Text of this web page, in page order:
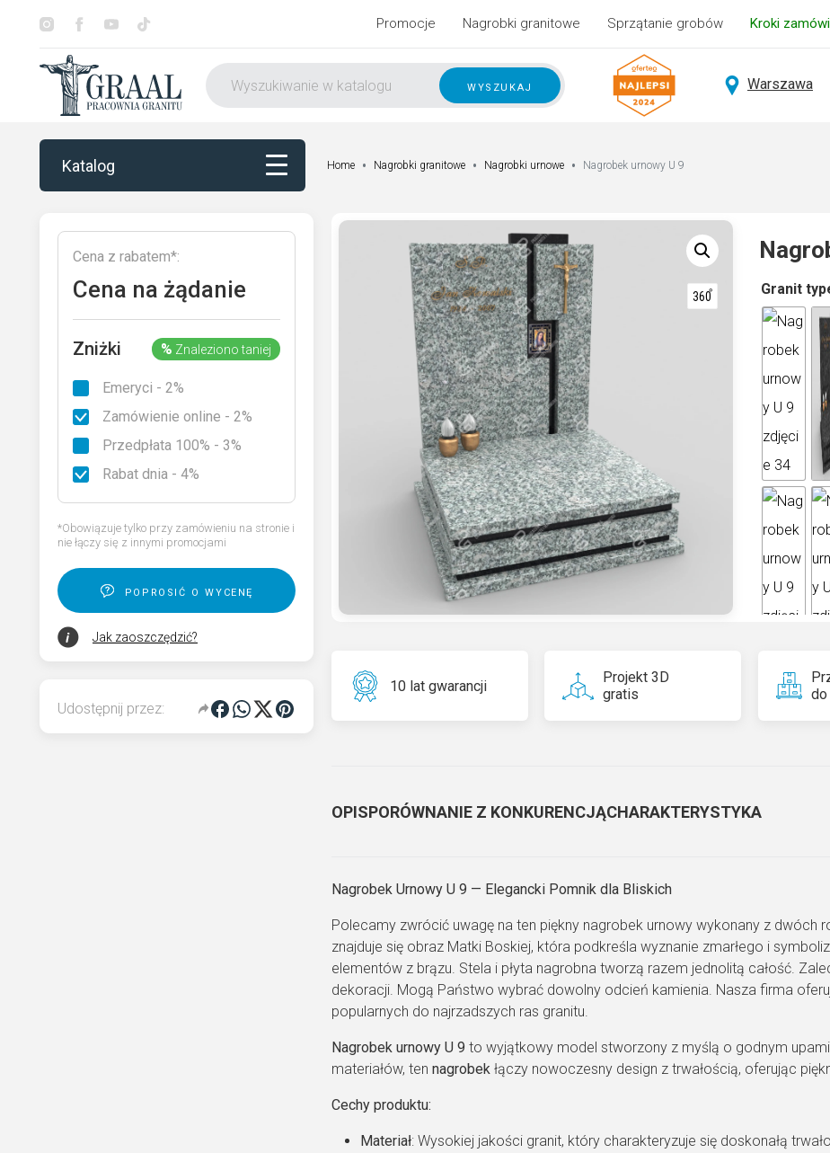
Promocje Nagrobki granitowe Sprzątanie grobów Kroki
wyszukaj Warszawa
Katalog
Katalog
Otoczenie nagrobka
Rodzaje granitu
Home Nagrobki granitowe Nagrobki urnowe Nagrobek urnowy U 9
Cena z rabatem*:
Cena na żądanie
Zniżki % Znaleziono taniej
Emeryci - 2%
Zamówienie online - 2%
Przedpłata 100% - 3%
Rabat dnia - 4%
*Obowiązuje tylko przy zamówieniu na stronie i
nie łączy się z innymi promocjami
poprosić o wycenę
Jak zaoszczędzić?
Udostępnij przez:
Granit
Hiszpan
A
lt
r
n
ti
v
e
:
10 lat gwarancji
Projekt 3D
gratis
do
OPISPORÓWNANIE Z KONKURENCJĄCHARAKTERYSTYKA
Nagrobek Urnowy U 9 — Elegancki Pomnik dla Bliskich
Polecamy zwrócić uwagę na ten piękny nagrobek urnowy wykonany z dwóch
znajduje się obraz Matki Boskiej, która podkreśla wyznanie zmarłego i
elementów z brązu. Stela i płyta nagrobna tworzą razem jednolitą całość.
dekoracji. Mogą Państwo wybrać dowolny odcień kamienia. Nasza firma
popularnych do najrzadszych ras granitu.
Nagrobek urnowy U 9 to wyjątkowy model stworzony z myślą o godnym
materiałów, ten nagrobek łączy nowoczesny design z trwałością, oferując
Cechy produktu:
Materiał: Wysokiej jakości granit, który charakteryzuje się doskonałą